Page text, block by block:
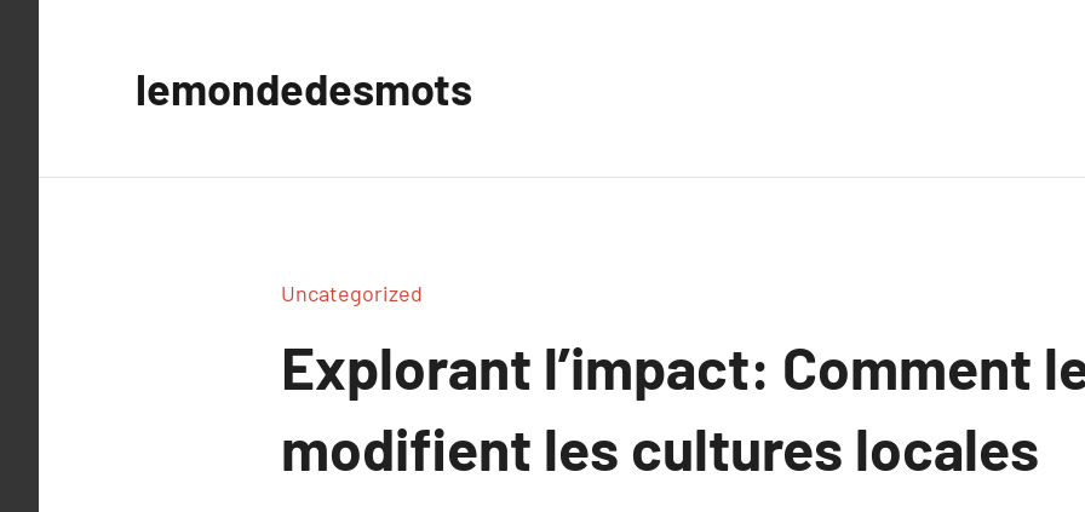
lemondedesmots
Uncategorized
Explorant l’impact: Comment
modifient les cultures locales